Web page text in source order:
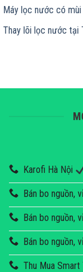
Máy lọc nước có mùi
Thay lõi lọc nước tại
Karofi Hà Nội
Bán bo nguồn,
Bán bo nguồn,
Bán bo nguồn,
Thu Mua Smart